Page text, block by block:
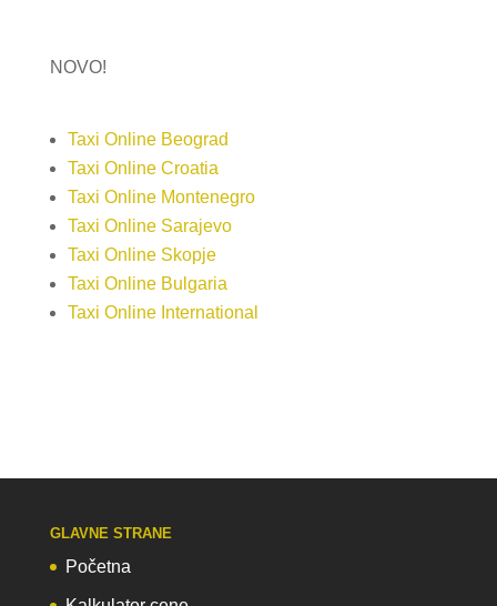
NOVO!
Taxi Online Beograd
Taxi Online Croatia
Taxi Online Montenegro
Taxi Online Sarajevo
Taxi Online Skopje
Taxi Online Bulgaria
Taxi Online International
GLAVNE STRANE
Početna